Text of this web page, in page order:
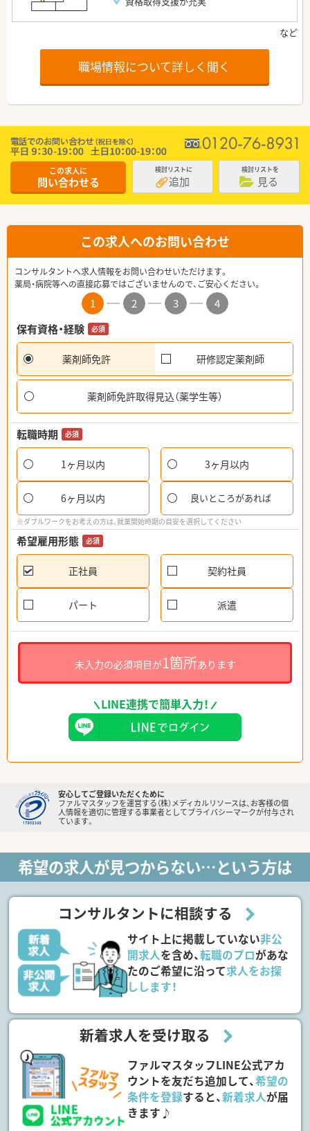
職場情報について詳しく聞く
この求人に
問い合わせる
検討リストに
追加
検討リストを
見る
この求人へのお問い合わせ
コンサルタントへ求人情報をお問い合わせいただけます。
薬局・病院等への直接応募ではございませんので、ご安心ください。
1 2 3
4
保有資格・経験
必須
薬剤師免許 研修認定薬剤師
薬剤師免許取得見込（薬学生等）
転職時期 必須
1ヶ月以内 3ヶ月以内
6ヶ月以内 良いところがあれば
※ダブルワークをお考えの方は、就業開始時期の目安を選択してください
希望雇用形態 必須
正社員 契約社員
パート 派遣
未入力の必須項目が1箇所あります
LINE連携で簡単入力！
安心してご登録いただくために
ファルマスタッフを運営する（株）メディカルリソースは、お客様の個
人情報を適切に管理する事業者としてプライバシーマークが付与され
ています。
希望の求人が見つからない…という方は
コンサルタントに相談する
サイト上に掲載していない非公
開求人を含め、転職のプロがあな
たのご希望に沿って求人をお探
しします！
新着求人を受け取る
ファルマスタッフLINE公式アカ
ウントを友だち追加して、希望の
条件を登録すると、新着求人が届
きます♪